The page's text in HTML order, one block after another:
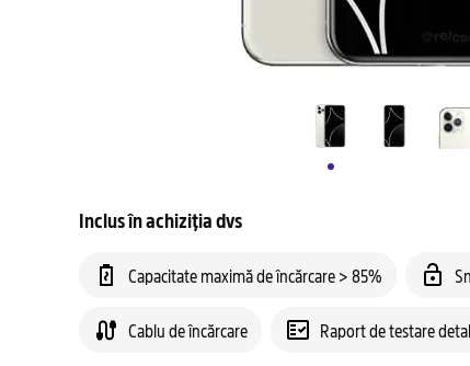
Inclus în achiziția dvs
Capacitate maximă de încărcare > 85%
Cablu de încărcare Raport de testare